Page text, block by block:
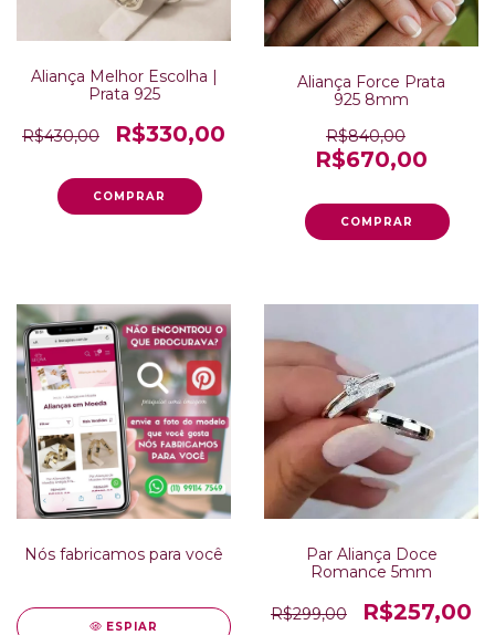
Aliança Melhor Escolha |
Prata 925
R$430,00 R$330,00
Aliança Force Prata
925 8mm
R$840,00
R$670,00
Nós fabricamos para você
ESPIAR
Par Aliança Doce
Romance 5mm
R$299,00 R$257,00